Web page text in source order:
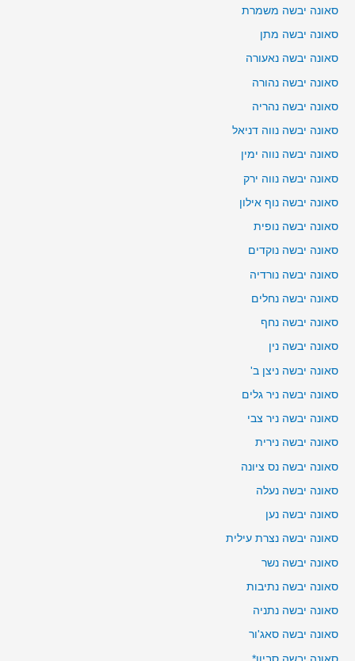
סאונה יבשה משמרת
סאונה יבשה מתן
סאונה יבשה נאעורה
סאונה יבשה נהורה
סאונה יבשה נהריה
סאונה יבשה נווה דניאל
סאונה יבשה נווה ימין
סאונה יבשה נווה ירק
סאונה יבשה נוף אילון
סאונה יבשה נופית
סאונה יבשה נוקדים
סאונה יבשה נורדיה
סאונה יבשה נחלים
סאונה יבשה נחף
סאונה יבשה נין
סאונה יבשה ניצן ב'
סאונה יבשה ניר גלים
סאונה יבשה ניר צבי
סאונה יבשה נירית
סאונה יבשה נס ציונה
סאונה יבשה נעלה
סאונה יבשה נען
סאונה יבשה נצרת עילית
סאונה יבשה נשר
סאונה יבשה נתיבות
סאונה יבשה נתניה
סאונה יבשה סאג'ור